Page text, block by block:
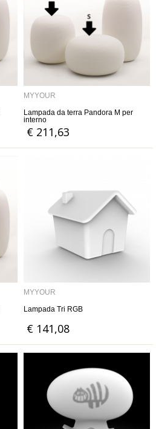
MYYOUR
Lampada da terra Pandora M per
interno
€ 211,63
MYYOUR
Lampada Tri RGB
€ 141,08